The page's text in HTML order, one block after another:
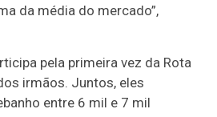
da média do mercado”,
pela primeira vez da Rota
irmãos. Juntos, eles
entre 6 mil e 7 mil